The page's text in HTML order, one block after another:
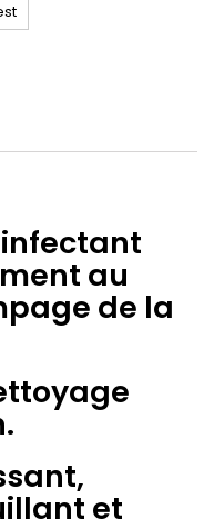
au
de la
et